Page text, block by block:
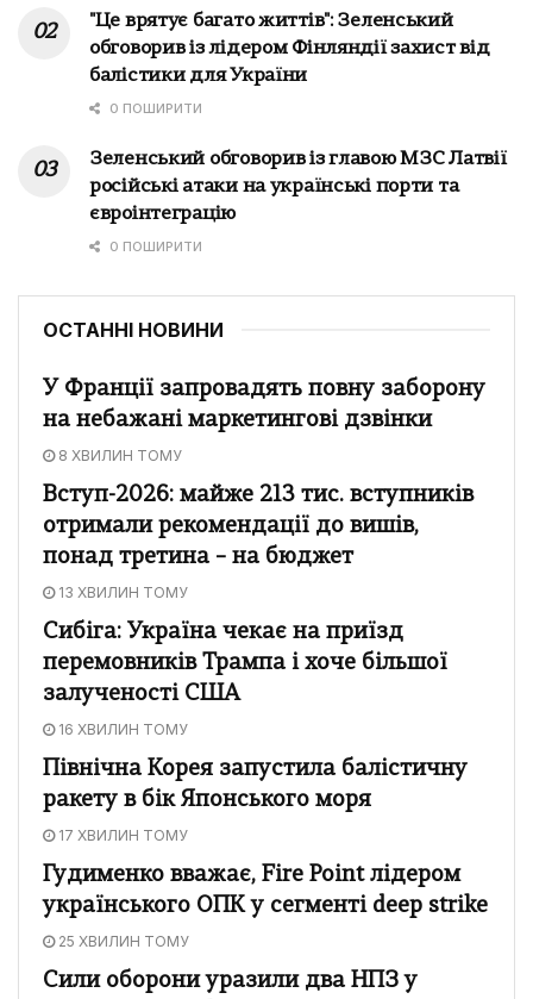
"Це врятує багато життів": Зеленський
обговорив із лідером Фінляндії захист від
балістики для України
0 ПОШИРИТИ
Зеленський обговорив із главою МЗС Латвії
російські атаки на українські порти та
євроінтеграцію
0 ПОШИРИТИ
ОСТАННІ НОВИНИ
У Франції запровадять повну заборону
на небажані маркетингові дзвінки
8 ХВИЛИН ТОМУ
Вступ-2026: майже 213 тис. вступників
отримали рекомендації до вишів,
понад третина – на бюджет
13 ХВИЛИН ТОМУ
Сибіга: Україна чекає на приїзд
перемовників Трампа і хоче більшої
залученості США
16 ХВИЛИН ТОМУ
Північна Корея запустила балістичну
ракету в бік Японського моря
17 ХВИЛИН ТОМУ
Гудименко вважає, Fire Point лідером
українського ОПК у сегменті deep strike
25 ХВИЛИН ТОМУ
Сили оборони уразили два НПЗ у